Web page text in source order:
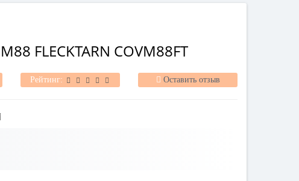
FLECKTARN COVM88FT
Рейтинг: Оставить отзыв